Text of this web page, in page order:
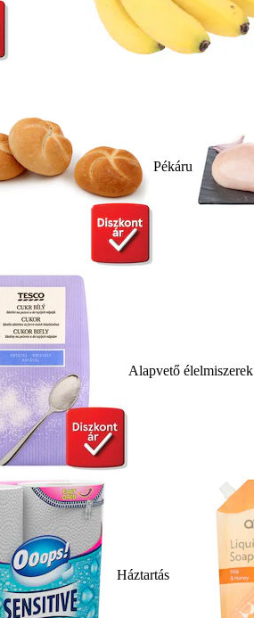
Pékáru
Alapvető élelmiszerek
Háztartás